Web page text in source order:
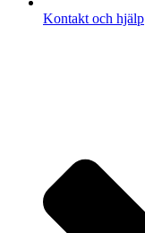
Kontakt och hjälp